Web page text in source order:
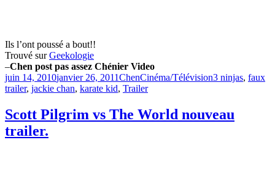
Ils l’ont poussé a bout!!
Trouvé surGeekologie
–Chen post pas assez Chénier Video
Publié
le
juin 14, 2010janvier 26, 2011ChenCatégories
Cinéma/TélévisionÉtiquettes
3 ninjas, faux
trailer, jackie chan, karate kid, Trailer
Scott Pilgrim vs The World nouveau
trailer.